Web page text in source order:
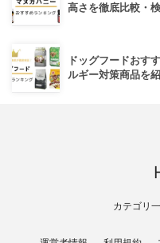
高さを徹底比較・
ドッグフードおす
ルギー対策商品を
カテゴリ